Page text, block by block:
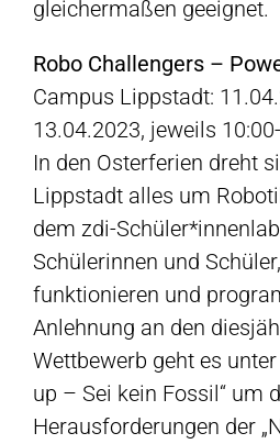
gleichermaßen geeignet.
Robo Challengers –
Campus Lippstadt:
13.04.2023, jeweils
In den Osterferien dreht
Lippstadt alles um
dem zdi-
Schülerinnen und
funktionieren und
Anlehnung an den
Wettbewerb geht es
up – Sei kein Fossil“ um
Herausforderungen der